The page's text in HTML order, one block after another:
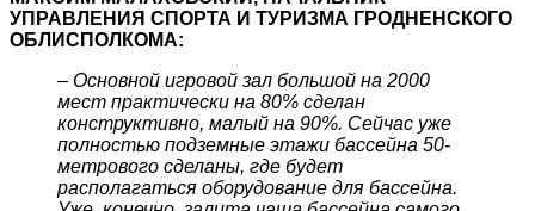
УПРАВЛЕНИЯ СПОРТА И ТУРИЗМА ГРОДНЕНСКОГО
ОБЛИСПОЛКОМА:
– Основной игровой зал большой на 2000
мест практически на 80% сделан
конструктивно, малый на 90%. Сейчас уже
полностью подземные этажи бассейна 50-
метрового сделаны, где будет
располагаться оборудование для бассейна.